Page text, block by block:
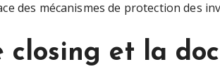
des mécanismes de protection des
closing et la